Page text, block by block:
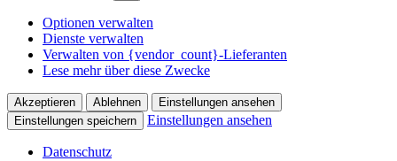
Optionen verwalten
Dienste verwalten
Verwalten von {vendor_count}-Lieferanten
Lese mehr über diese Zwecke
Akzeptieren Ablehnen
Einstellungen ansehen
Einstellungen speichern
Einstellungen ansehen
Datenschutz